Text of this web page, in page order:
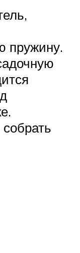
пружину.